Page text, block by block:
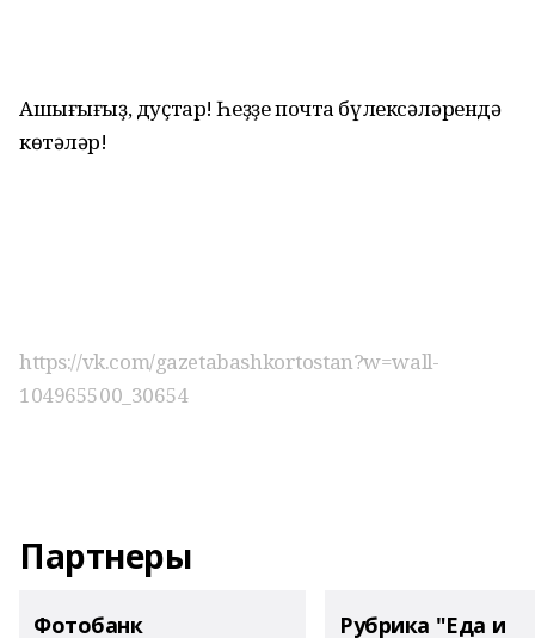
Ашығығыҙ, дуҫтар! Һеҙҙе почта бүлексәләрендә
көтәләр!
https://vk.com/gazetabashkortostan?w=wall-
104965500_30654
Партнеры
Фотобанк Рубрика "Еда и